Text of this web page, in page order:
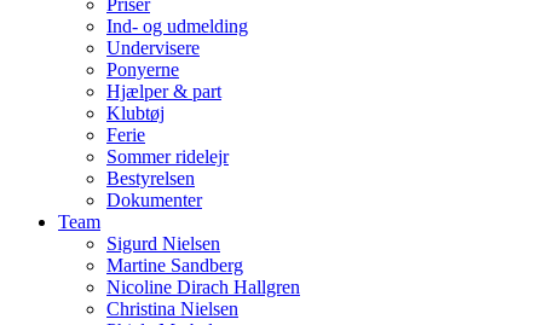
Ind- og udmelding
Undervisere
Ponyerne
Hjælper & part
Klubtøj
Ferie
Sommer ridelejr
Bestyrelsen
Dokumenter
Team
Sigurd Nielsen
Martine Sandberg
Nicoline Dirach Hallgren
Christina Nielsen